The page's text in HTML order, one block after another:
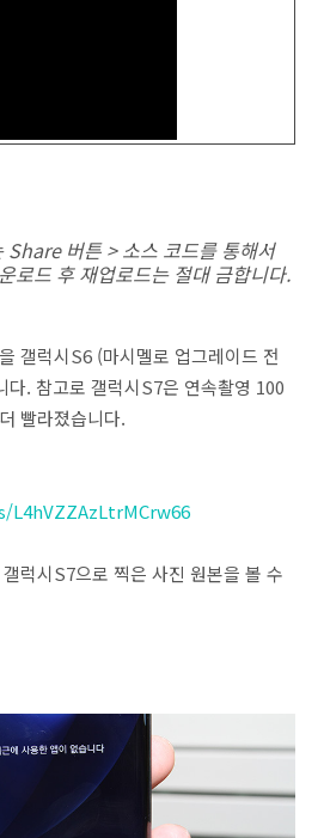
Share 버튼 > 소스 코드를 통해서
로드 후 재업로드는 절대 금합니다.
갤럭시S6 (마시멜로 업그레이드 전
다. 참고로 갤럭시S7은 연속촬영 100
빨라졌습니다.
럭시S7으로 찍은 사진 원본을 볼 수